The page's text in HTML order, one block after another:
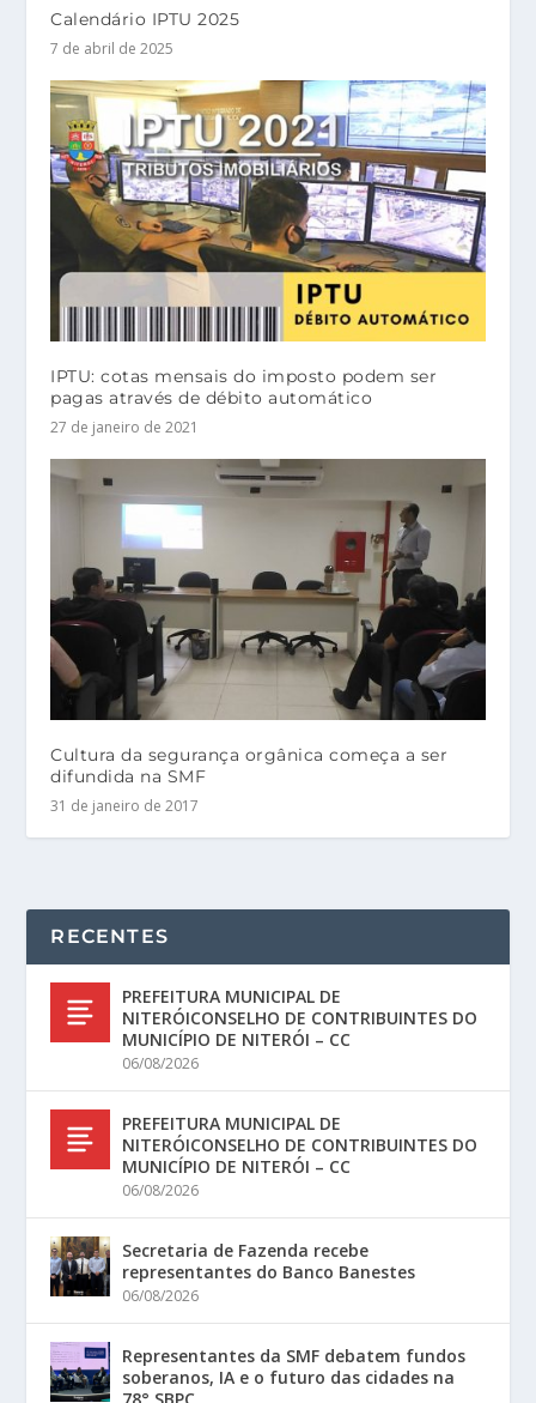
Calendário IPTU 2025
7 de abril de 2025
IPTU: cotas mensais do imposto podem ser
pagas através de débito automático
27 de janeiro de 2021
Cultura da segurança orgânica começa a ser
difundida na SMF
31 de janeiro de 2017
RECENTES
PREFEITURA MUNICIPAL DE
NITERÓICONSELHO DE CONTRIBUINTES DO
MUNICÍPIO DE NITERÓI – CC
06/08/2026
PREFEITURA MUNICIPAL DE
NITERÓICONSELHO DE CONTRIBUINTES DO
MUNICÍPIO DE NITERÓI – CC
06/08/2026
Secretaria de Fazenda recebe
representantes do Banco Banestes
06/08/2026
Representantes da SMF debatem fundos
soberanos, IA e o futuro das cidades na